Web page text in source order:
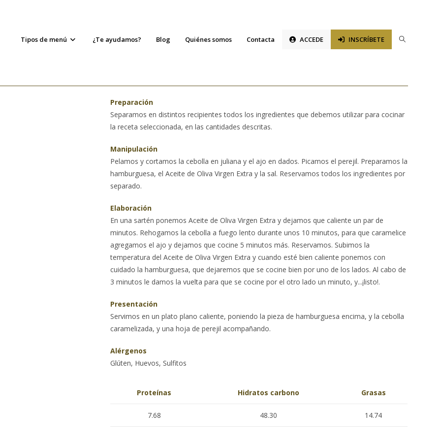
Tipos de menú ¿Te ayudamos? Blog Quiénes somos Contacta ACCEDE INSCRÍBETE Alternar
web
Preparación
Separamos en distintos recipientes todos los ingredientes que debemos utilizar para cocinar
la receta seleccionada, en las cantidades descritas.
Manipulación
Pelamos y cortamos la cebolla en juliana y el ajo en dados. Picamos el perejil. Preparamos la
hamburguesa, el Aceite de Oliva Virgen Extra y la sal. Reservamos todos los ingredientes por
separado.
Elaboración
En una sartén ponemos Aceite de Oliva Virgen Extra y dejamos que caliente un par de
minutos. Rehogamos la cebolla a fuego lento durante unos 10 minutos, para que caramelice
agregamos el ajo y dejamos que cocine 5 minutos más. Reservamos. Subimos la
temperatura del Aceite de Oliva Virgen Extra y cuando esté bien caliente ponemos con
cuidado la hamburguesa, que dejaremos que se cocine bien por uno de los lados. Al cabo de
3 minutos le damos la vuelta para que se cocine por el otro lado un minuto, y...¡listo!.
Presentación
Servimos en un plato plano caliente, poniendo la pieza de hamburguesa encima, y la cebolla
caramelizada, y una hoja de perejil acompañando.
Alérgenos
Glúten, Huevos, Sulfitos
Proteínas Hidratos carbono Grasas
7.68 48.30 14.74